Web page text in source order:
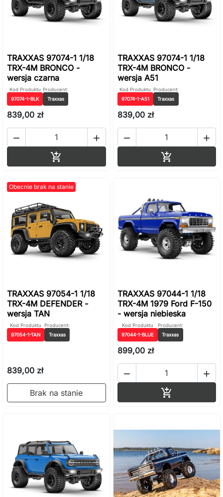
TRAXXAS 97074-1 1/18
TRX-4M BRONCO -
wersja czarna
Kod Produktu
97074-1-BLK
Producent:
Traxxas
839,00 zł
 

TRAXXAS 97074-1 1/18
TRX-4M BRONCO -
wersja A51
Kod Produktu
97074-1-A51
Producent:
Traxxas
839,00 zł
 

Obecnie brak na stanie
TRAXXAS 97054-1 1/18
TRX-4M DEFENDER -
wersja TAN
Kod Produktu
97054-1-TAN
Producent:
Traxxas
839,00 zł
Brak na stanie
TRAXXAS 97044-1 1/18
TRX-4M 1979 Ford F-150
- wersja niebieska
Kod Produktu
97044-1-BLUE
Producent:
Traxxas
899,00 zł
 
